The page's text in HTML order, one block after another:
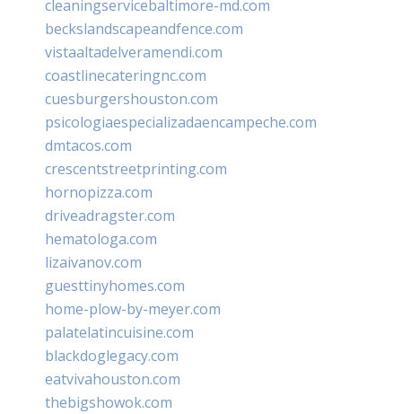
cleaningservicebaltimore-md.com
beckslandscapeandfence.com
vistaaltadelveramendi.com
coastlinecateringnc.com
cuesburgershouston.com
psicologiaespecializadaencampeche.com
dmtacos.com
crescentstreetprinting.com
hornopizza.com
driveadragster.com
hematologa.com
lizaivanov.com
guesttinyhomes.com
home-plow-by-meyer.com
palatelatincuisine.com
blackdoglegacy.com
eatvivahouston.com
thebigshowok.com